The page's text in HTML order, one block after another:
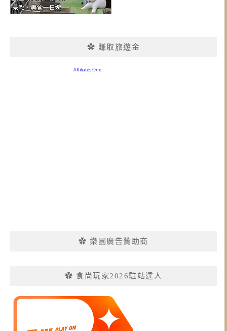
✿ 賺取旅遊金
✿ 樂園廣告贊助商
✿ 食尚玩家2026駐站達人